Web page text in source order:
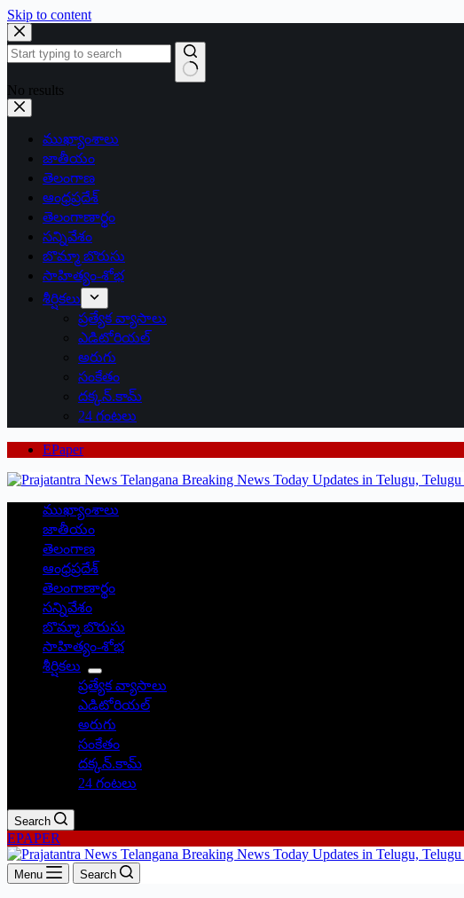
Skip to content
No results
ముఖ్యాంశాలు
జాతీయం
తెలంగాణ
ఆంధ్రప్రదేశ్
తెలంగాణార్థం
సన్నివేశం
బొమ్మా బొరుసు
సాహిత్యం-శోభ
శీర్షికలు
ప్రత్యేక వ్యాసాలు
ఎడిటోరియల్
అరుగు
సంకేతం
దక్కన్.కామ్
24 గంటలు
EPaper
ముఖ్యాంశాలు
జాతీయం
తెలంగాణ
ఆంధ్రప్రదేశ్
తెలంగాణార్థం
సన్నివేశం
బొమ్మా బొరుసు
సాహిత్యం-శోభ
శీర్షికలు
ప్రత్యేక వ్యాసాలు
ఎడిటోరియల్
అరుగు
సంకేతం
దక్కన్.కామ్
24 గంటలు
Search
EPAPER
Menu Search